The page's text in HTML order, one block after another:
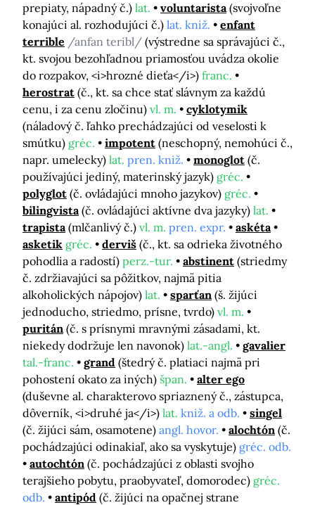
prepiaty, nápadný č.) lat. voluntarista (svojvoľne
konajúci al. rozhodujúci č.) lat. kniž.
enfant
terrible /anfan teribl/ (výstredne sa správajúci č.,
kt. svojou bezohľadnou priamosťou uvádza okolie
do rozpakov, <i>hrozné dieťa</i>) franc.
herostrat (č., kt. sa chce stať slávnym za každú
cenu, i za cenu zločinu) vl. m.
cyklotymik
(náladový č. ľahko prechádzajúci od veselosti k
smútku) gréc. impotent (neschopný, nemohúci č.,
napr. umelecky) lat. pren. kniž. monoglot (č.
používajúci jediný, materinský jazyk) gréc.
polyglot (č. ovládajúci mnoho jazykov) gréc.
bilingvista (č. ovládajúci aktívne dva jazyky) lat.
trapista (mlčanlivý č.) vl. m. pren. expr.
askéta
asketik gréc. derviš (č., kt. sa odrieka životného
pohodlia a radostí) perz.-tur. abstinent (striedmy
č. zdržiavajúci sa pôžitkov, najmä pitia
alkoholických nápojov) lat. sparťan (š. žijúci
jednoducho, striedmo, prísne, tvrdo) vl. m.
puritán (č. s prísnymi mravnými zásadami, kt.
niekedy dodržuje len navonok) lat.-angl.
gavalier
tal.-franc.
grand (štedrý č. platiaci najmä pri
pohostení okato za iných) špan.
alter ego
(duševne al. charakterovo spriaznený č., zástupca,
dôverník, <i>druhé ja</i>) lat. kniž. a odb.
singel
(č. žijúci sám, osamotene) angl. hovor. alochtón (č.
pochádzajúci odinakiaľ, ako sa vyskytuje) gréc. odb.
autochtón (č. pochádzajúci z oblasti svojho
terajšieho pobytu, praobyvateľ, domorodec) gréc.
odb.
antipód (č. žijúci na opačnej strane